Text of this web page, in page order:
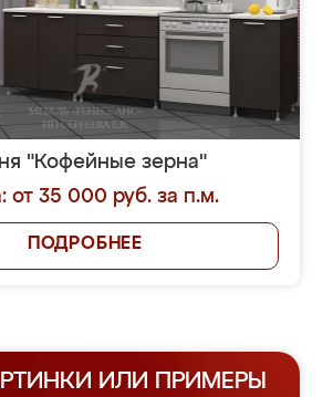
"Кофейные зерна"
от 35 000 руб. за п.м.
ПОДРОБНЕЕ
ИЛИ ПРИМЕРЫ